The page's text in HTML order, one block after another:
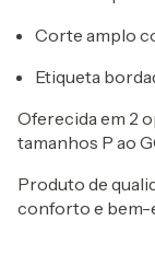
Corte amplo
Etiqueta
Oferecida em 2
tamanhos P ao
Produto de
conforto e bem-